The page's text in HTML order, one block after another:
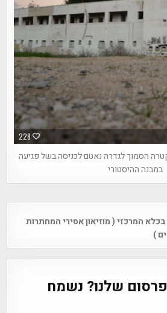
228
הסמוך לגדרה נאטם לכניסה בשל פגיעה
במבנה ההיסטורי
בכלא המרכזי ( מוזיאון אסירי המחתרות
)
שלנו? נשמח